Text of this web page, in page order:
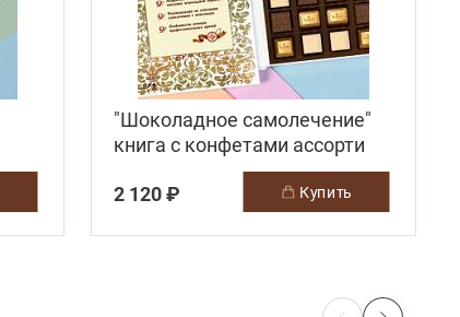
"Шоколадное самолечение"
книга с конфетами ассорти
2 120 ₽
купить